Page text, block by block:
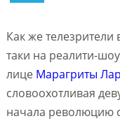
Как же телезрители
таки на реалити-
лице Марагриты
словоохотливая
начала революцию